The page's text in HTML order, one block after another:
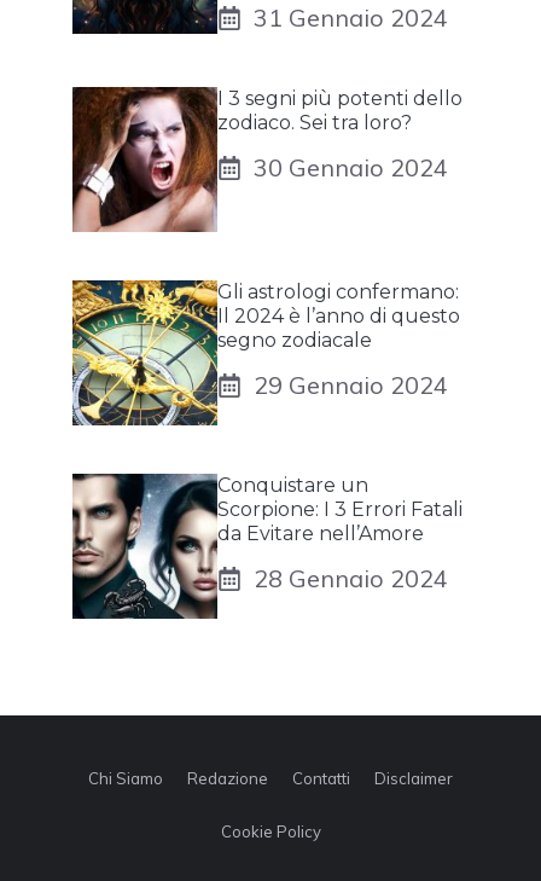
31 Gennaio 2024
I 3 segni più potenti dello
zodiaco. Sei tra loro?
30 Gennaio 2024
Gli astrologi confermano:
Il 2024 è l’anno di questo
segno zodiacale
29 Gennaio 2024
Conquistare un
Scorpione: I 3 Errori Fatali
da Evitare nell’Amore
28 Gennaio 2024
Chi Siamo Redazione Contatti Disclaimer
Cookie Policy